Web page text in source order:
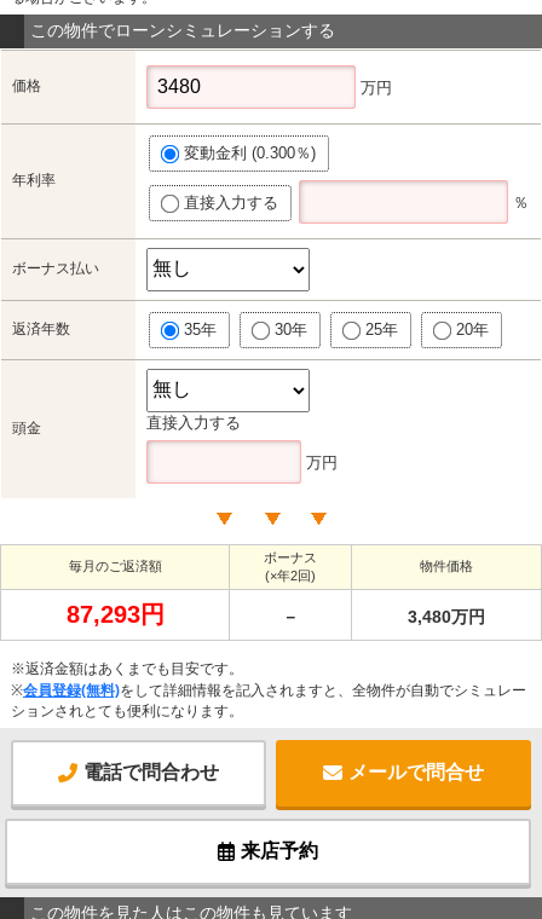
この物件でローンシミュレーションする
価格 万円
年利率
変動金利 (0.300％)
直接入力する ％
ボーナス払い
返済年数 35年 30年 25年 20年
頭金 直接入力する
万円
毎月のご返済額
ボーナス
(×年2回)
物件価格
87,293円 － 3,480万円
※返済金額はあくまでも目安です。
※会員登録(無料)をして詳細情報を記入されますと、全物件が自動でシミュレー
ションされとても便利になります。
電話で問合わせ メールで問合せ
来店予約
この物件を見た人はこの物件も見ています